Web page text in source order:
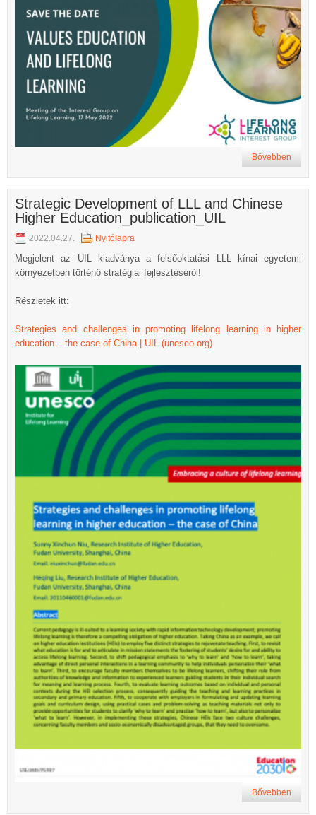
Bővebben
Strategic Development of LLL and Chinese
Higher Education_publication_UIL
2022.04.27. Nyitólapra
Megjelent az UIL kiadványa a felsőoktatási LLL kínai egyetemi
környezetben történő stratégiai fejlesztéséről!
Részletek itt:
Strategies and challenges in promoting lifelong learning in higher
education – the case of China | UIL (unesco.org)
Bővebben